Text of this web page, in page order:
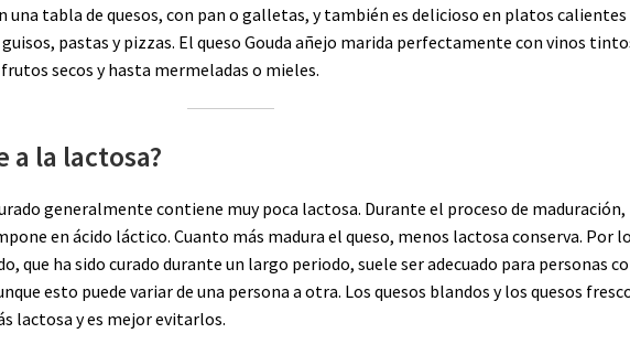
una tabla de quesos, con pan o galletas, y también es delicioso en platos calientes
pastas y pizzas. El queso Gouda añejo marida perfectamente con vinos
secos y hasta mermeladas o mieles.
la lactosa?
generalmente contiene muy poca lactosa. Durante el proceso de maduración,
en ácido láctico. Cuanto más madura el queso, menos lactosa conserva. Por
que ha sido curado durante un largo periodo, suele ser adecuado para personas
esto puede variar de una persona a otra. Los quesos blandos y los quesos
lactosa y es mejor evitarlos.